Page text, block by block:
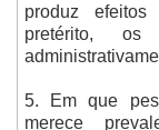
produz
pretérito,
5. Em que
merece